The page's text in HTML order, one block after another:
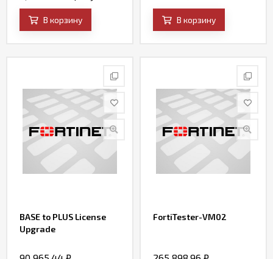
В корзину В корзину
BASE to PLUS License
Upgrade
FortiTester-VM02